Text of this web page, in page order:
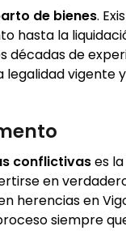
de bienes.
hasta la
décadas de
vigente
conflictivases
en
herencias en
siempre